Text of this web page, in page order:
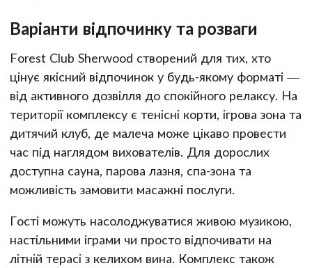
Варіанти відпочинку та розваги
Forest Club Sherwood створений для тих, хто
цінує якісний відпочинок у будь-якому форматі —
від активного дозвілля до спокійного релаксу. На
території комплексу є тенісні корти, ігрова зона та
дитячий клуб, де малеча може цікаво провести
час під наглядом вихователів. Для дорослих
доступна сауна, парова лазня, спа-зона та
можливість замовити масажні послуги.
Гості можуть насолоджуватися живою музикою,
настільними іграми чи просто відпочивати на
літній терасі з келихом вина. Комплекс також